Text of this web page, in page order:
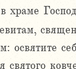
храме
освятите
святого